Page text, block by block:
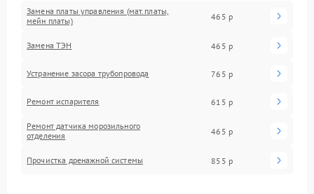
Замена платы управления (мат.платы,
мейн платы)
465 р
Замена ТЭН 465 р
Устранение засора трубопровода 765 р
Ремонт испарителя 615 р
Ремонт датчика морозильного
отделения
465 р
Прочистка дренажной системы 855 р